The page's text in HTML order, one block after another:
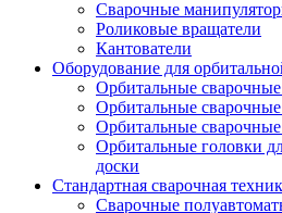
Сварочные
Роликовые вращатели
Кантователи
Оборудование для
Орбитальные
Орбитальные
Орбитальные
Орбитальные головки
доски
Стандартная сварочная
Сварочные